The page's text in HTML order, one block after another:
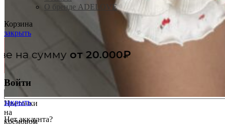
Цветочки
на
кремовом
О бренде ADELOVE
Корзина
закрыть
Бесплатная
Войти
закрыть
Нет аккаунта?